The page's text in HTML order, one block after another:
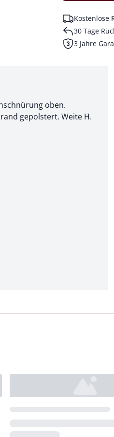
Kostenlose
30 Tage
3 Jahre
oben.
gepolstert. Weite H.